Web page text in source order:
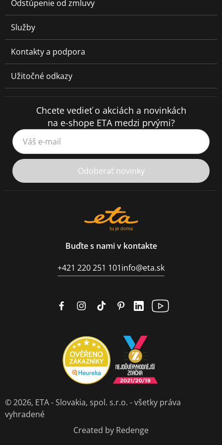
Odstúpenie od zmluvy
Služby
Kontakty a podpora
Užitočné odkazy
Chcete vedieť o akciách a novinkách
na e-shope ETA medzi prvými?
Váš e-mail
Odoberať novinky
Buďte s nami v kontakte
+421 220 251 101info@eta.sk
© 2026, ETA - Slovakia, spol. s.r.o. - všetky práva
vyhradené
Created by Redenge